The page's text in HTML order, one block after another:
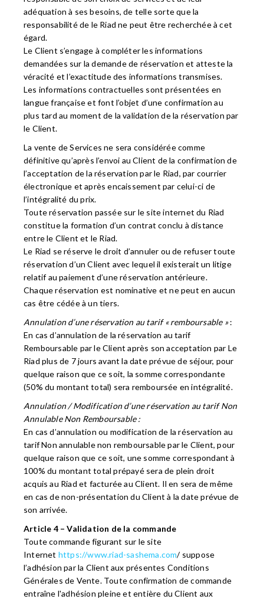
adéquation à ses besoins, de telle sorte que la
responsabilité de le Riad ne peut être recherchée à cet
égard.
Le Client s’engage à compléter les informations
demandées sur la demande de réservation et atteste la
véracité et l’exactitude des informations transmises.
Les informations contractuelles sont présentées en
langue française et font l’objet d’une confirmation au
plus tard au moment de la validation de la réservation par
le Client.
La vente de Services ne sera considérée comme
définitive qu’après l’envoi au Client de la confirmation de
l’acceptation de la réservation par le Riad, par courrier
électronique et après encaissement par celui-ci de
l’intégralité du prix.
Toute réservation passée sur le site internet du Riad
constitue la formation d’un contrat conclu à distance
entre le Client et le Riad.
Le Riad se réserve le droit d’annuler ou de refuser toute
réservation d’un Client avec lequel il existerait un litige
relatif au paiement d’une réservation antérieure.
Chaque réservation est nominative et ne peut en aucun
cas être cédée à un tiers.
Annulation d’une réservation au tarif « remboursable »:
En cas d’annulation de la réservation au tarif
Remboursable par le Client après son acceptation par Le
Riad plus de 7 jours avant la date prévue de séjour, pour
quelque raison que ce soit, la somme correspondante
(50% du montant total) sera remboursée en intégralité.
Annulation / Modification d’une réservation au tarif Non
Annulable Non Remboursable :
En cas d’annulation ou modification de la réservation au
tarif Non annulable non remboursable par le Client, pour
quelque raison que ce soit, une somme correspondant à
100% du montant total prépayé sera de plein droit
acquis au Riad et facturée au Client. Il en sera de même
en cas de non-présentation du Client à la date prévue de
son arrivée.
Article 4 – Validation de la commande
Toute commande figurant sur le site
Internet https://www.riad-sashema.com/ suppose
l’adhésion par la Client aux présentes Conditions
Générales de Vente. Toute confirmation de commande
entraîne l'adhésion pleine et entière du Client aux